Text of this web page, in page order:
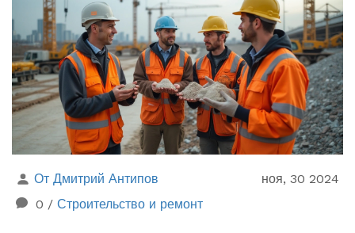
От Дмитрий Антипов
ноя, 30 2024
0 / Строительство и ремонт